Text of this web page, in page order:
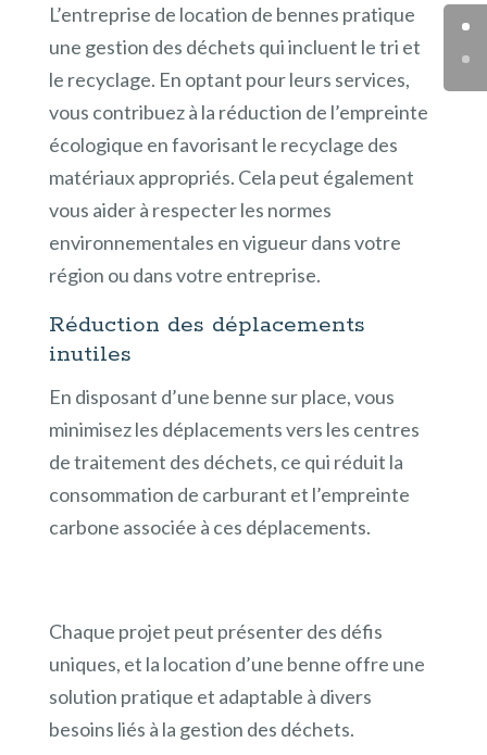
L’entreprise de location de bennes pratique
une gestion des déchets qui incluent le tri et
le recyclage. En optant pour leurs services,
vous contribuez à la réduction de l’empreinte
écologique en favorisant le recyclage des
matériaux appropriés. Cela peut également
vous aider à respecter les normes
environnementales en vigueur dans votre
région ou dans votre entreprise.
Réduction des déplacements
inutiles
En disposant d’une benne sur place, vous
minimisez les déplacements vers les centres
de traitement des déchets, ce qui réduit la
consommation de carburant et l’empreinte
carbone associée à ces déplacements.
Chaque projet peut présenter des défis
uniques, et la location d’une benne offre une
solution pratique et adaptable à divers
besoins liés à la gestion des déchets.